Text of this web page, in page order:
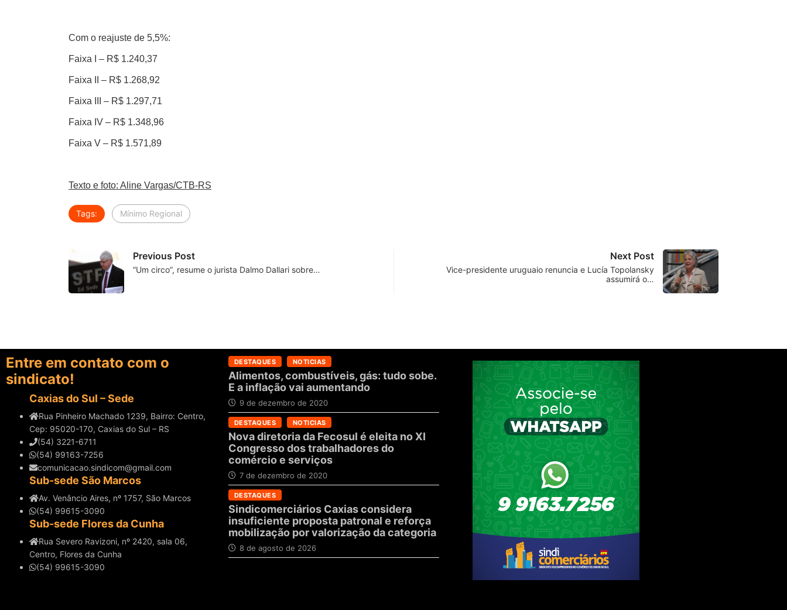
Com o reajuste de 5,5%:
Faixa I – R$ 1.240,37
Faixa II – R$ 1.268,92
Faixa III – R$ 1.297,71
Faixa IV – R$ 1.348,96
Faixa V – R$ 1.571,89
Texto e foto: Aline Vargas/CTB-RS
Tags: Mínimo Regional
Previous Post
“Um circo”, resume o jurista Dalmo Dallari sobre…
Next Post
Vice-presidente uruguaio renuncia e Lucía Topolansky
assumirá o…
Entre em contato com o
sindicato!
Caxias do Sul – Sede
Rua Pinheiro Machado 1239, Bairro: Centro,
Cep: 95020-170, Caxias do Sul – RS
(54) 3221-6711
(54) 99163-7256
comunicacao.sindicom@gmail.com
Sub-sede São Marcos
Av. Venâncio Aires, nº 1757, São Marcos
(54) 99615-3090
Sub-sede Flores da Cunha
Rua Severo Ravizoni, nº 2420, sala 06,
Centro, Flores da Cunha
(54) 99615-3090
DESTAQUES NOTICIAS
Alimentos, combustíveis, gás: tudo sobe.
E a inflação vai aumentando
9 de dezembro de 2020
DESTAQUES NOTICIAS
Nova diretoria da Fecosul é eleita no XI
Congresso dos trabalhadores do
comércio e serviços
7 de dezembro de 2020
DESTAQUES
Sindicomerciários Caxias considera
insuficiente proposta patronal e reforça
mobilização por valorização da categoria
8 de agosto de 2026